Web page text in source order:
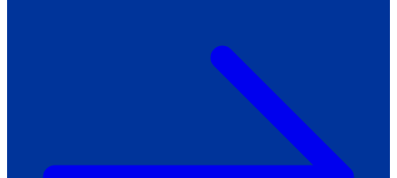
Всеукраїнський пісенний
челендж «Україно, ти є!»
Молодіжний челендж «Жестова
мова для мене – це…»
Репортажі спеціальних та
інклюзивних начальних закладів
України